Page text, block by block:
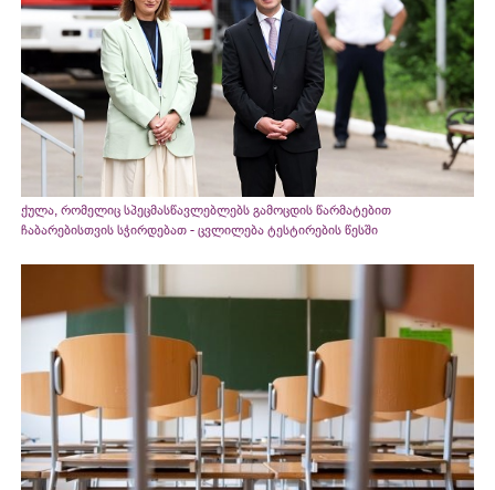
ქულა, რომელიც სპეცმასწავლებლებს გამოცდის წარმატებით
ჩაბარებისთვის სჭირდებათ - ცვლილება ტესტირების წესში